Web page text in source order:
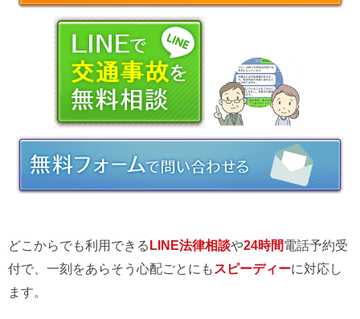
どこからでも利用できるLINE法律相談や24時間電話予約受
付で、一刻をあらそう心配ごとにも スピーディーに対応し
ます。